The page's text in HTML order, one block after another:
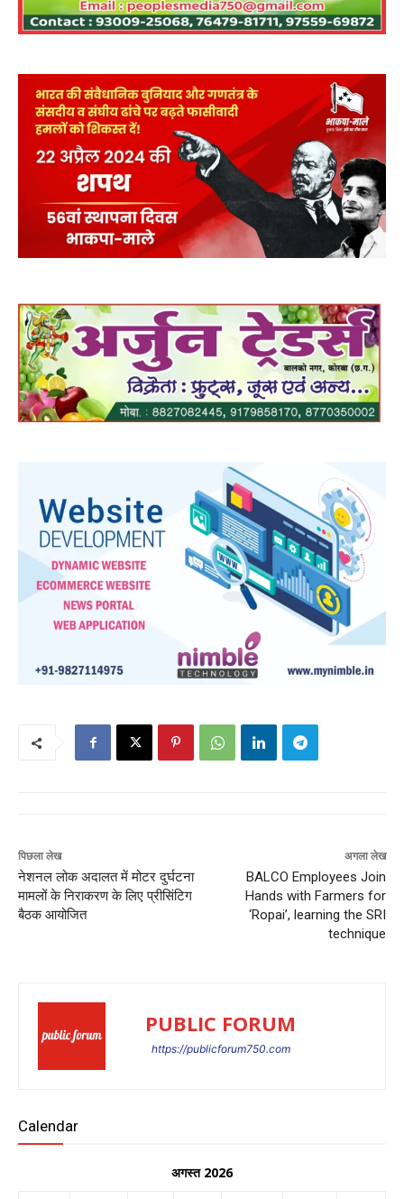
पिछला लेख
नेशनल लोक अदालत में मोटर दुर्घटना
मामलों के निराकरण के लिए प्रीसिंटिग
बैठक आयोजित
अगला लेख
BALCO Employees Join
Hands with Farmers for
‘Ropai’, learning the SRI
technique
PUBLIC FORUM
https://publicforum750.com
Calendar
अगस्त 2026